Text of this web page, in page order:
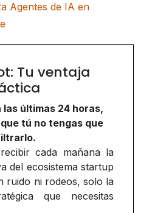
Agentes de IA en
Tu ventaja
las últimas 24 horas,
tú no tengas que
cada mañana la
del ecosistema startup
ruido ni rodeos, solo la
que necesitas